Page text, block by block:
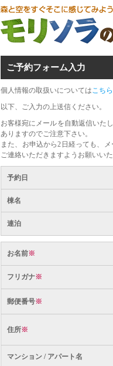
ご予約フォーム入力
個人情報の取扱いについてはこちら
以下、ご入力の上送信ください。
お客様宛にメールを自動返信いた
ありますのでご注意下さい。
また、お申込から2日経っても、
ご連絡いただきますようお願いいた
予約日
棟名
連泊
お名前※
フリガナ※
郵便番号※
住所※
マンション / アパート名